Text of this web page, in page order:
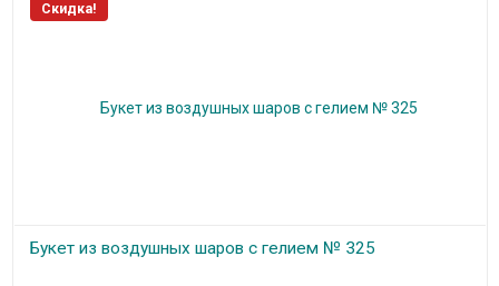
Скидка!
Букет из воздушных шаров с гелием № 325